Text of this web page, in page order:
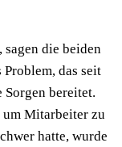
sagen die beiden
das seit
Sorgen bereitet.
um Mitarbeiter zu
hatte, wurde